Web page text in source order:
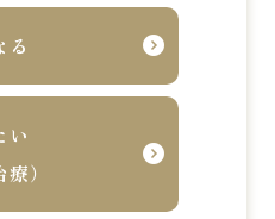
い
）